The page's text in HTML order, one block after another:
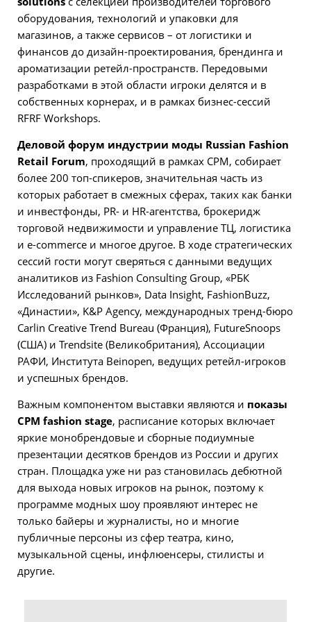
оборудования, технологий и упаковки для
магазинов, а также сервисов – от логистики и
финансов до дизайн-проектирования, брендинга и
ароматизации ретейл-пространств. Передовыми
разработками в этой области игроки делятся и в
собственных корнерах, и в рамках бизнес-сессий
RFRF Workshops.
Деловой форум индустрии моды Russian Fashion
Retail Forum, проходящий в рамках CPM, собирает
более 200 топ-спикеров, значительная часть из
которых работает в смежных сферах, таких как банки
и инвестфонды, PR- и HR-агентства, брокеридж
торговой недвижимости и управление ТЦ, логистика
и e-commerce и многое другое. В ходе стратегических
сессий гости могут сверяться с данными ведущих
аналитиков из Fashion Consulting Group, «РБК
Исследований рынков», Data Insight, FashionBuzz,
«Династии», K&P Agency, международных тренд-бюро
Carlin Creative Trend Bureau (Франция), FutureSnoops
(США) и Trendsite (Великобритания), Ассоциации
РАФИ, Института Beinopen, ведущих ретейл-игроков
и успешных брендов.
Важным компонентом выставки являются и показы
CPM fashion stage, расписание которых включает
яркие монобрендовые и сборные подиумные
презентации десятков брендов из России и других
стран. Площадка уже ни раз становилась дебютной
для выхода новых игроков на рынок, поэтому к
программе модных шоу проявляют интерес не
только байеры и журналисты, но и многие
публичные персоны из сфер театра, кино,
музыкальной сцены, инфлюенсеры, стилисты и
другие.